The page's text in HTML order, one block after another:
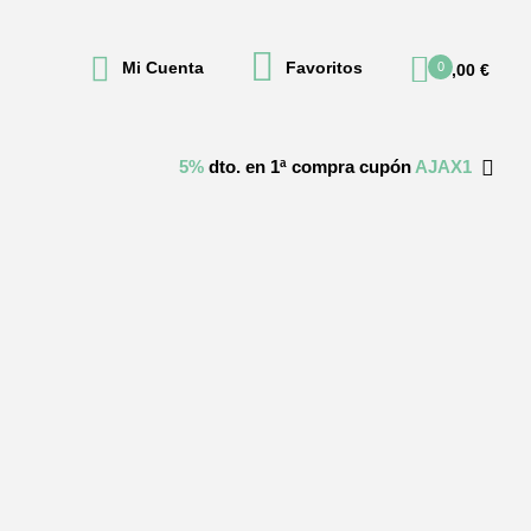
Mi Cuenta Favoritos 00,00 €
5% dto. en 1ª compra cupón AJAX1